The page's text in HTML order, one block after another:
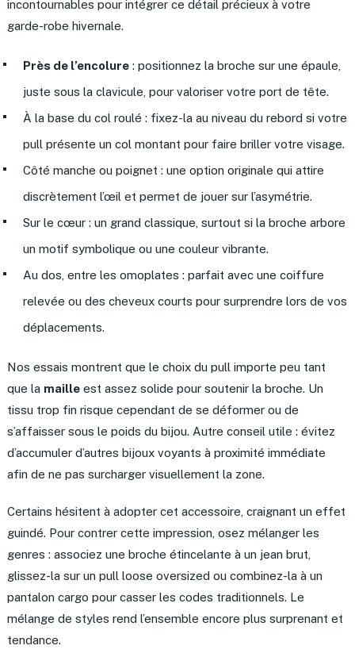
incontournables pour intégrer ce détail précieux à votre
garde-robe hivernale.
Près de l’encolure: positionnez la broche sur une épaule,
juste sous la clavicule, pour valoriser votre port de tête.
À la base du col roulé : fixez-la au niveau du rebord si votre
pull présente un col montant pour faire briller votre visage.
Côté manche ou poignet : une option originale qui attire
discrètement l’œil et permet de jouer sur l’asymétrie.
Sur le cœur : un grand classique, surtout si la broche arbore
un motif symbolique ou une couleur vibrante.
Au dos, entre les omoplates : parfait avec une coiffure
relevée ou des cheveux courts pour surprendre lors de vos
déplacements.
Nos essais montrent que le choix du pull importe peu tant
que la mailleest assez solide pour soutenir la broche. Un
tissu trop fin risque cependant de se déformer ou de
s’affaisser sous le poids du bijou. Autre conseil utile : évitez
d’accumuler d’autres bijoux voyants à proximité immédiate
afin de ne pas surcharger visuellement la zone.
Certains hésitent à adopter cet accessoire, craignant un effet
guindé. Pour contrer cette impression, osez mélanger les
genres : associez une broche étincelante à un jean brut,
glissez-la sur un pull loose oversized ou combinez-la à un
pantalon cargo pour casser les codes traditionnels. Le
mélange de styles rend l’ensemble encore plus surprenant et
tendance.